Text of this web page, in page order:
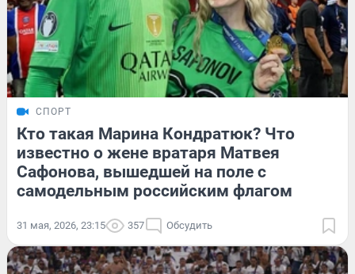
СПОРТ
Кто такая Марина Кондратюк? Что
известно о жене вратаря Матвея
Сафонова, вышедшей на поле с
самодельным российским флагом
31 мая, 2026, 23:15 357 Обсудить